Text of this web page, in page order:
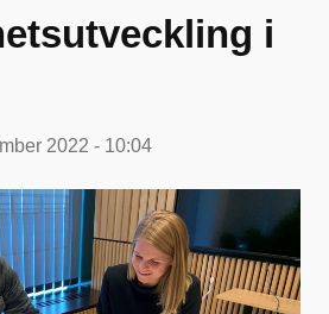
i
2022 - 10:04